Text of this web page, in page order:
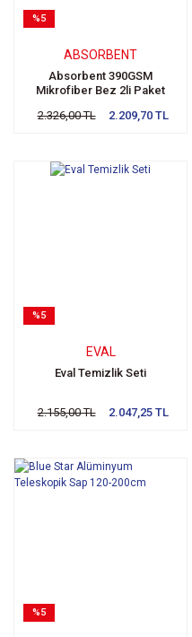
%5
ABSORBENT
Absorbent 390GSM
Mikrofiber Bez 2li Paket
2.326,00 TL
2.209,70 TL
%5
EVAL
Eval Temizlik Seti
2.155,00 TL 2.047,25 TL
%5